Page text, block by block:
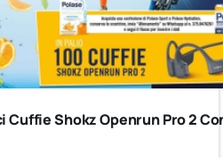
Cuffie Shokz Openrun Pro 2